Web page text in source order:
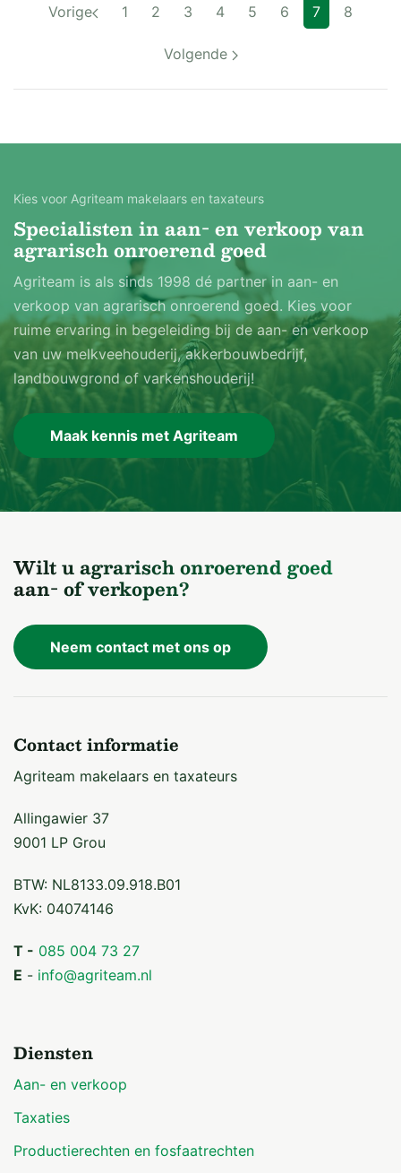
Vorige 1 2 3 4 5 6 7 8
Volgende
Kies voor Agriteam makelaars en taxateurs
Specialisten in aan- en verkoop van
agrarisch onroerend goed
Agriteam is als sinds 1998 dé partner in aan- en
verkoop van agrarisch onroerend goed. Kies voor
ruime ervaring in begeleiding bij de aan- en verkoop
van uw melkveehouderij, akkerbouwbedrijf,
landbouwgrond of varkenshouderij!
Maak kennis met Agriteam
Wilt u agrarisch onroerend goed
aan- of verkopen?
Neem contact met ons op
Contact informatie
Agriteam makelaars en taxateurs
Allingawier 37
9001 LP Grou
BTW: NL8133.09.918.B01
KvK: 04074146
T - 085 004 73 27
E - info@agriteam.nl
Diensten
Aan- en verkoop
Taxaties
Productierechten en fosfaatrechten